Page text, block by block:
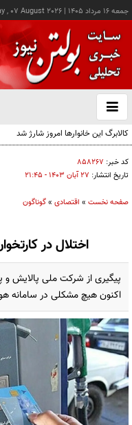
جمعه ۱۶ مرداد ۱۴۰۵ |
, 07 August 2026
باز
و
کد خبر: ۸۵۸۲۶۷
تاریخ انتشار: ۲۷ آبان ۱۴۰۳ - ۲۱:۴۵
صفحه نخست » اقتصادی »گوناگون
اختلال در
پیگیری از شرکت ملی پالایش و
اکنون هیچ مشکلی در سامانه‌